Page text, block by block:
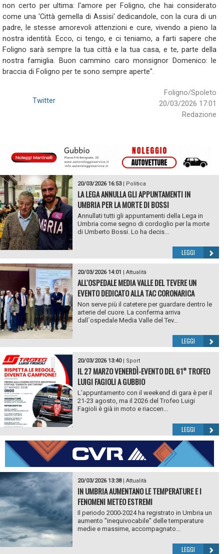
non certo per ultima: l'amore per Foligno, che hai considerato
come una 'Città gemella di Assisi' dedicandole, con la cura di un
padre, le stesse amorevoli attenzioni e cure, vivendo a pieno la
nostra identità. Ecco, ci tengo, e ci teniamo, a farti sapere che
Foligno sarà sempre la tua città e la tua casa, e te, parte della
nostra famiglia. Buon cammino caro monsignor Domenico: le
braccia di Foligno per te sono sempre aperte".
Foligno/Spoleto
20/03/2026 17:01
Redazione
Twitter
20/03/2026 16:53| Politica
LA LEGA ANNULLA GLI APPUNTAMENTI IN
UMBRIA PER LA MORTE DI BOSSI
Annullati tutti gli appuntamenti della Lega in
Umbria come segno di cordoglio per la morte
di Umberto Bossi. Lo ha decis...
LEGGI
20/03/2026 14:01 Attualità
ALL'OSPEDALE MEDIA VALLE DEL TEVERE UN
EVENTO DEDICATO ALLA TAC CORONARICA
Non serve più il catetere per guardare dentro le
arterie del cuore. La conferma arriva
dall`ospedale Media Valle del Tev...
LEGGI
20/03/2026 13:40| Sport
IL 27 MARZO VENERDÌ-EVENTO DEL 61° TROFEO
LUIGI FAGIOLI A GUBBIO
L’appuntamento con il weekend di gara è per il
21-23 agosto, ma il 2026 del Trofeo Luigi
Fagioli è già in moto e riaccen...
LEGGI
20/03/2026 13:38| Attualità
IN UMBRIA AUMENTANO LE TEMPERATURE E I
FENOMENI METEO ESTREMI
Il periodo 2000-2024 ha registrato in Umbria un
aumento "inequivocabile" delle temperature
medie e massime, accompagnato...
LEGGI